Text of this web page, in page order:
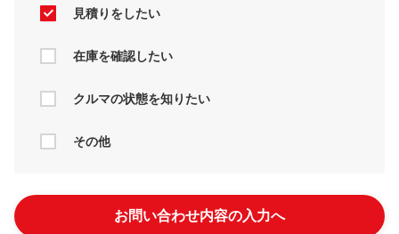
見積りをしたい
在庫を確認したい
クルマの状態を知りたい
その他
お問い合わせ内容の入力へ